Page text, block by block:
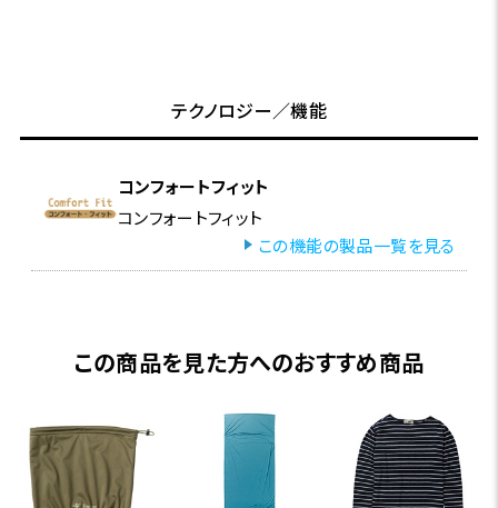
テクノロジー／機能
コンフォートフィット
コンフォートフィット
この機能の製品一覧を見る
この商品を見た方へのおすすめ商品